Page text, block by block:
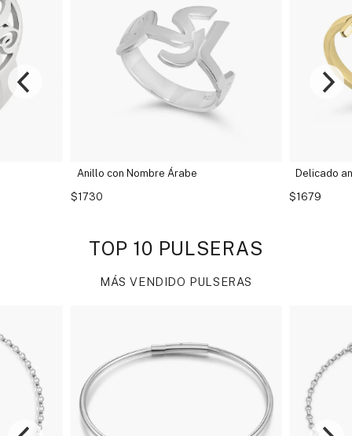
Delicado anillo abierto con doble inicial
$1679
Anillo
$1575
TOP 10 PULSERAS
MÁS VENDIDO PULSERAS